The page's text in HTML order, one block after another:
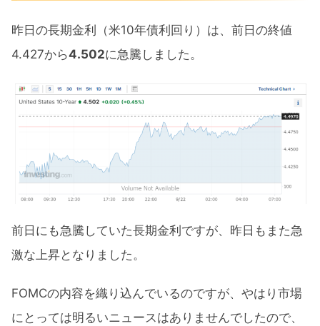
昨日の長期金利（米10年債利回り）は、前日の終値
4.427から4.502に急騰しました。
前日にも急騰していた長期金利ですが、昨日もまた急
激な上昇となりました。
FOMCの内容を織り込んでいるのですが、やはり市場
にとっては明るいニュースはありませんでしたので、